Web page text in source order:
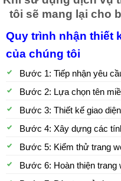
tôi sẽ mang lại cho
Quy trình nhận thiết
của chúng tôi
Bước 1: Tiếp nhận yêu
Bước 2: Lựa chọn tên
Bước 3: Thiết kế giao
Bước 4: Xây dựng các
Bước 5: Kiểm thử trang
Bước 6: Hoàn thiện trang